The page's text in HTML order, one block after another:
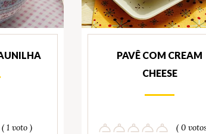
( 1 voto )
PAVÊ COM CREAM
CHEESE
( 0